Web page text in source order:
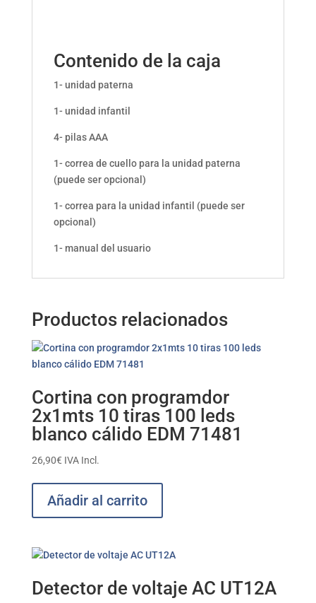
Contenido de la caja
1- unidad paterna
1- unidad infantil
4- pilas AAA
1- correa de cuello para la unidad paterna
(puede ser opcional)
1- correa para la unidad infantil (puede ser
opcional)
1- manual del usuario
Productos relacionados
Cortina con programdor
2x1mts 10 tiras 100 leds
blanco cálido EDM 71481
26,90€ IVA Incl.
Añadir al carrito
Detector de voltaje AC UT12A